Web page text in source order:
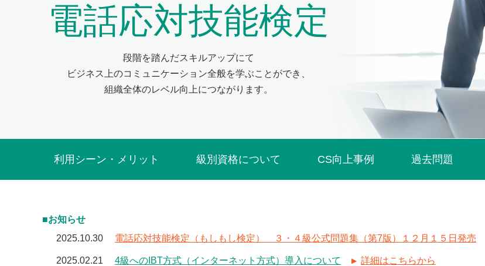
電話応対技能検定
段階を踏んだスキルアップにて
ビジネス上のコミュニケーション全般を学ぶことができ、
組織全体のレベル向上につながります。
利用シーン・メリット 級別資格について CS向上事例 過去問題
■お知らせ
2025.10.30
電話応対技能検定（もしもし検定） ３・４級公式問題集（第7版）１２月１５日発売
2025.02.21 4級へのIBT方式（インターネット方式）導入について 詳細はこちらから